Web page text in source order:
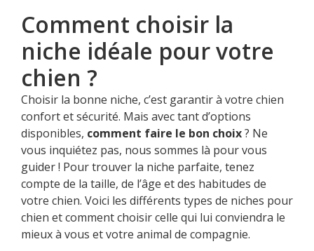
Comment choisir la
niche idéale pour votre
chien ?
Choisir la bonne niche, c’est garantir à votre chien
confort et sécurité. Mais avec tant d’options
disponibles, comment faire le bon choix? Ne
vous inquiétez pas, nous sommes là pour vous
guider ! Pour trouver la niche parfaite, tenez
compte de la taille, de l’âge et des habitudes de
votre chien. Voici les différents types de niches pour
chien et comment choisir celle qui lui conviendra le
mieux à vous et votre animal de compagnie.